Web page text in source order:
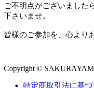
ご不明点がございました
下さいませ。
皆様のご参加を、心より
Copyright ©
特定商取引法に基